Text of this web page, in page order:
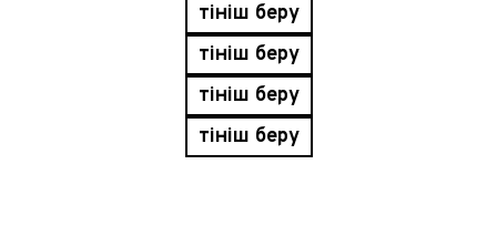
Өтініш беру
Өтініш беру
Өтініш беру
Өтініш беру